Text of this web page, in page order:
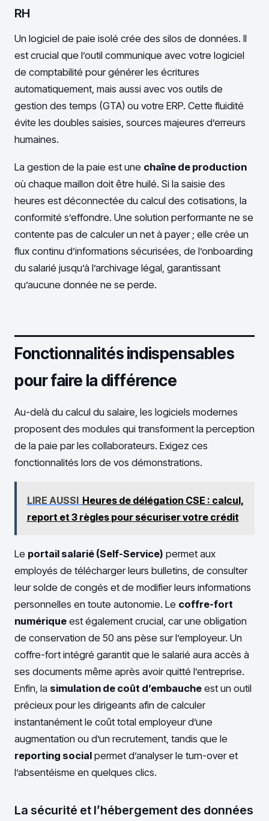
RH
Un logiciel de paie isolé crée des silos de données. Il
est crucial que l’outil communique avec votre logiciel
de comptabilité pour générer les écritures
automatiquement, mais aussi avec vos outils de
gestion des temps (GTA) ou votre ERP. Cette fluidité
évite les doubles saisies, sources majeures d’erreurs
humaines.
La gestion de la paie est une chaîne de production
où chaque maillon doit être huilé. Si la saisie des
heures est déconnectée du calcul des cotisations, la
conformité s’effondre. Une solution performante ne se
contente pas de calculer un net à payer ; elle crée un
flux continu d’informations sécurisées, de l’onboarding
du salarié jusqu’à l’archivage légal, garantissant
qu’aucune donnée ne se perde.
Fonctionnalités indispensables
pour faire la différence
Au-delà du calcul du salaire, les logiciels modernes
proposent des modules qui transforment la perception
de la paie par les collaborateurs. Exigez ces
fonctionnalités lors de vos démonstrations.
LIRE AUSSI Heures de délégation CSE : calcul,
report et 3 règles pour sécuriser votre crédit
Le portail salarié (Self-Service) permet aux
employés de télécharger leurs bulletins, de consulter
leur solde de congés et de modifier leurs informations
personnelles en toute autonomie. Le coffre-fort
numérique est également crucial, car une obligation
de conservation de 50 ans pèse sur l’employeur. Un
coffre-fort intégré garantit que le salarié aura accès à
ses documents même après avoir quitté l’entreprise.
Enfin, la simulation de coût d’embauche est un outil
précieux pour les dirigeants afin de calculer
instantanément le coût total employeur d’une
augmentation ou d’un recrutement, tandis que le
reporting social permet d’analyser le turn-over et
l’absentéisme en quelques clics.
La sécurité et l’hébergement des données